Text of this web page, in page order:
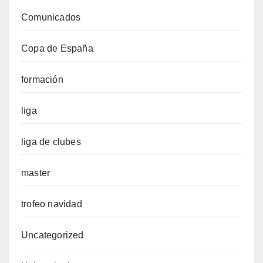
Comunicados
Copa de España
formación
liga
liga de clubes
master
trofeo navidad
Uncategorized